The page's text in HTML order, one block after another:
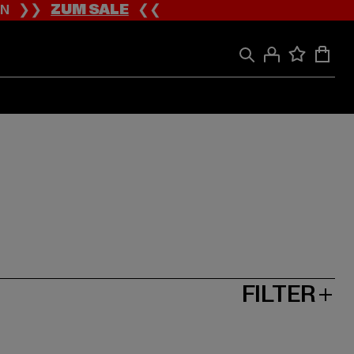
❯❯ZUM SALE❮❮
FILTER